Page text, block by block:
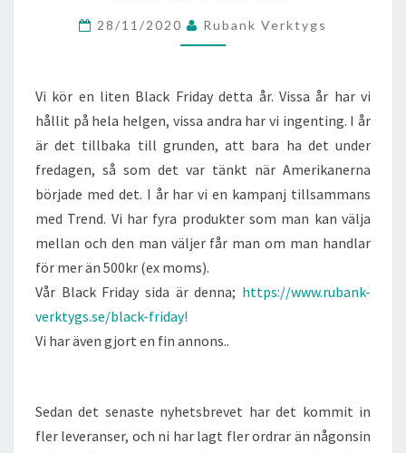
28/11/2020 Rubank Verktygs
Vi kör en liten Black Friday detta år. Vissa år har vi
hållit på hela helgen, vissa andra har vi ingenting. I år
är det tillbaka till grunden, att bara ha det under
fredagen, så som det var tänkt när Amerikanerna
började med det. I år har vi en kampanj tillsammans
med Trend. Vi har fyra produkter som man kan välja
mellan och den man väljer får man om man handlar
för mer än 500kr (ex moms).
Vår Black Friday sida är denna; https://www.rubank-
verktygs.se/black-friday!
Vi har även gjort en fin annons..
Sedan det senaste nyhetsbrevet har det kommit in
fler leveranser, och ni har lagt fler ordrar än någonsin